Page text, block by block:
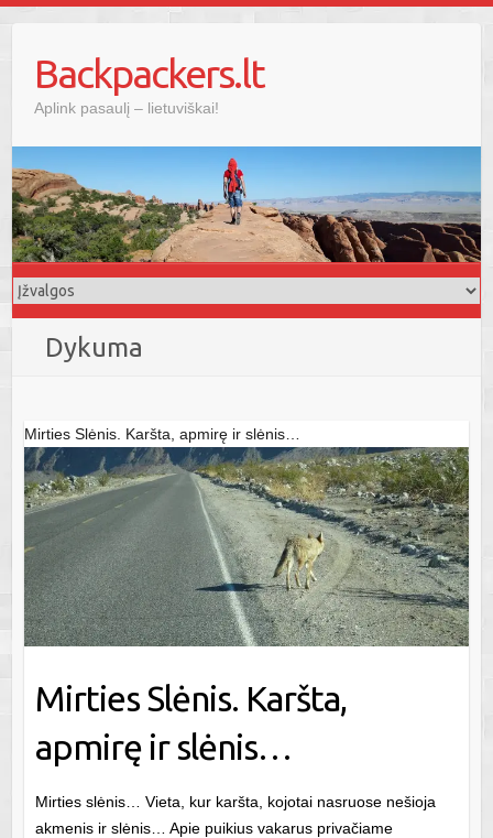
contentBackpackers.lt
Aplink pasaulį – lietuviškai!
Dykuma
Mirties Slėnis. Karšta, apmirę ir slėnis…
Mirties Slėnis. Karšta,
apmirę ir slėnis…
Mirties slėnis… Vieta, kur karšta, kojotai nasruose nešioja
akmenis ir slėnis… Apie puikius vakarus privačiame